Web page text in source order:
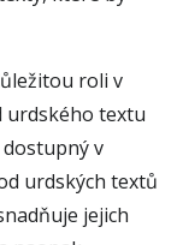
roli v
urdského textu
v
urdských textů
jejich